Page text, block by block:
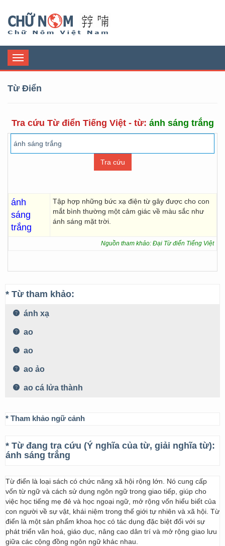
Toggle
navigation
Từ Điển
Tra cứu Từ điển Tiếng Việt - từ: ánh sáng trắng
ánh
sáng
trắng
Tập hợp những bức xạ điện từ gây được cho con
mắt bình thường một cảm giác về màu sắc như
ánh sáng mặt trời.
Nguồn tham khảo: Đại Từ điển Tiếng Việt
* Từ tham khảo:
ánh xạ
ao
ao
ao ảo
ao cá lửa thành
* Tham khảo ngữ cảnh
* Từ đang tra cứu (Ý nghĩa của từ, giải nghĩa từ):
ánh sáng trắng
Từ điển là loại sách có chức năng xã hội rộng lớn. Nó cung cấp
vốn từ ngữ và cách sử dụng ngôn ngữ trong giao tiếp, giúp cho
việc học tiếng mẹ đẻ và học ngoại ngữ, mở rộng vốn hiểu biết của
con người về sự vật, khái niệm trong thế giới tự nhiên và xã hội. Từ
điển là một sản phẩm khoa học có tác dụng đặc biệt đối với sự
phát triển văn hoá, giáo dục, nâng cao dân trí và mở rộng giao lưu
giữa các cộng đồng ngôn ngữ khác nhau.